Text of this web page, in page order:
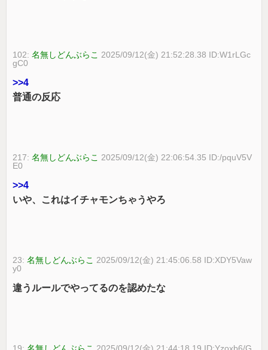
102:名無しどんぶらこ 2025/09/12(金) 21:52:28.38 ID:W1rLGc
gC0
>>4
普通の反応
217:名無しどんぶらこ 2025/09/12(金) 22:06:54.35 ID:/pquV5V
E0
>>4
いや、これはイチャモンちゃうやろ
23:名無しどんぶらこ 2025/09/12(金) 21:45:06.58 ID:XDY5Vaw
y0
違うルールでやってるのを認めたな
19:名無しどんぶらこ 2025/09/12(金) 21:44:18.19 ID:Yzoxb6/G